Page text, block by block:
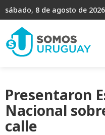
sábado, 8 de agosto de 2026
Presentaron
Nacional
calle